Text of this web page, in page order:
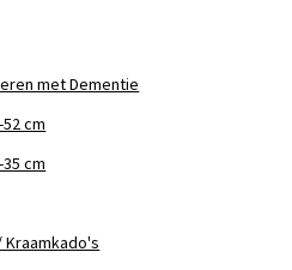
met Dementie
cm
cm